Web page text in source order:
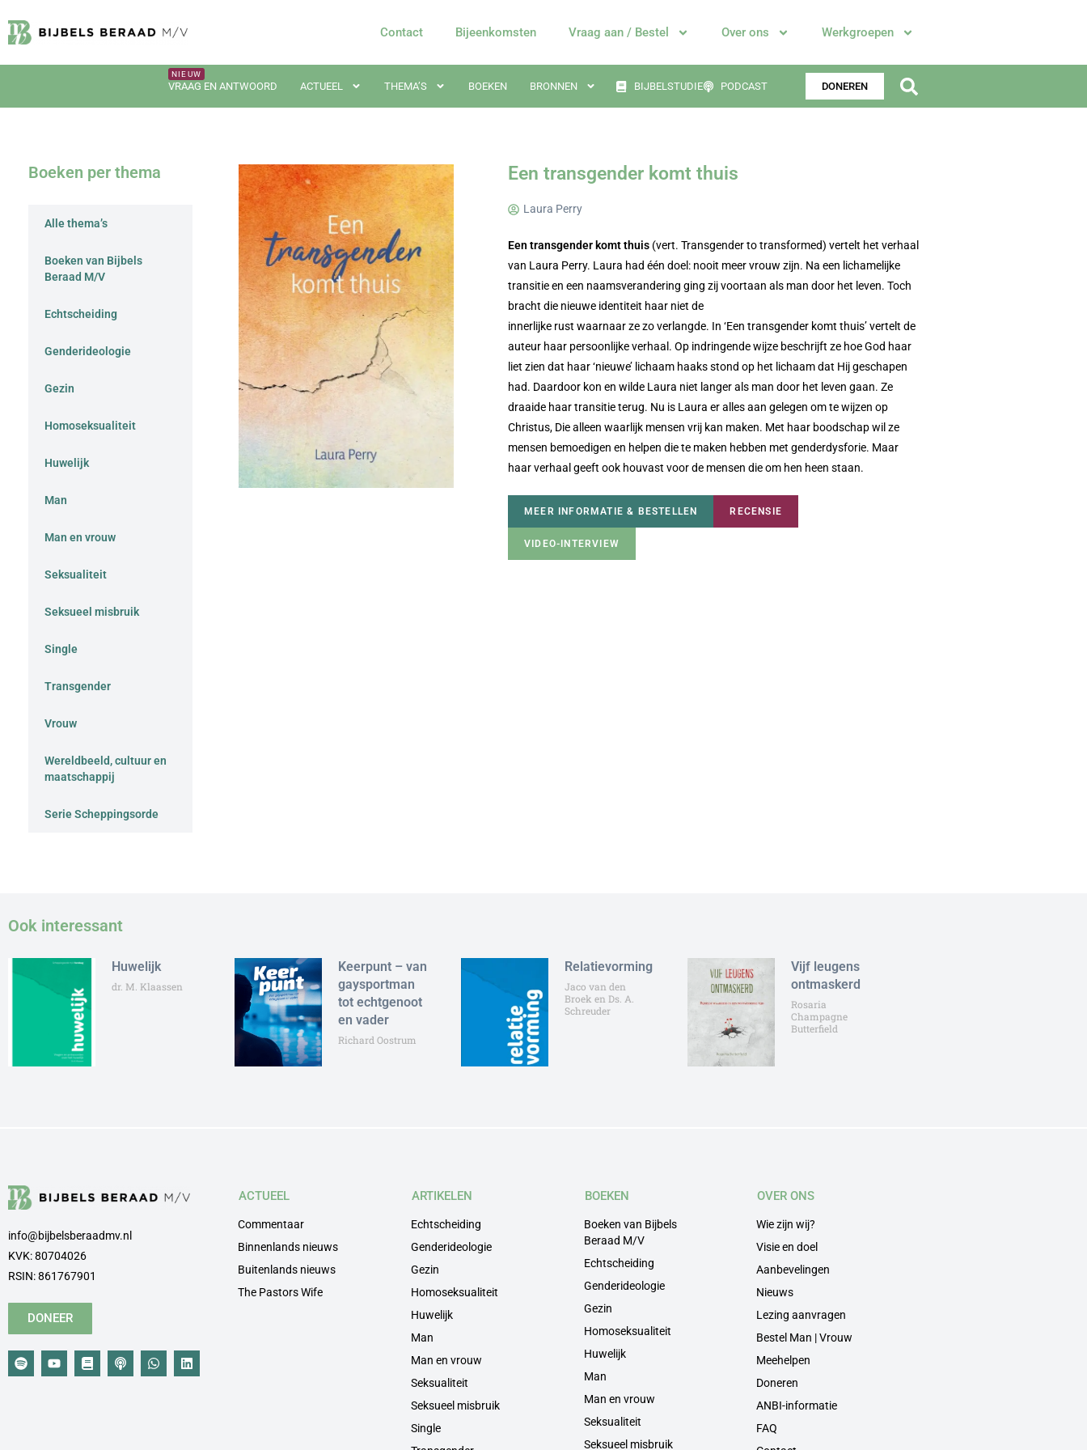
Contact Bijeenkomsten Vraag aan / Bestel Over ons Werkgroepen
VRAAG EN ANTWOORD ACTUEEL THEMA’S BOEKEN BRONNEN BIJBELSTUDIE PODCAST DONEREN
Boeken per thema
Alle thema’s
Boeken van Bijbels
Beraad M/V
Echtscheiding
Genderideologie
Gezin
Homoseksualiteit
Huwelijk
Man
Man en vrouw
Seksualiteit
Seksueel misbruik
Single
Transgender
Vrouw
Wereldbeeld, cultuur en
maatschappij
Serie Scheppingsorde
Een transgender komt thuis
Laura Perry
Een transgender komt thuis(vert. Transgender to transformed) vertelt het verhaal
van Laura Perry. Laura had één doel: nooit meer vrouw zijn. Na een lichamelijke
transitie en een naamsverandering ging zij voortaan als man door het leven. Toch
bracht die nieuwe identiteit haar niet de
innerlijke rust waarnaar ze zo verlangde. In ‘Een transgender komt thuis’ vertelt de
auteur haar persoonlijke verhaal. Op indringende wijze beschrijft ze hoe God haar
liet zien dat haar ‘nieuwe’ lichaam haaks stond op het lichaam dat Hij geschapen
had. Daardoor kon en wilde Laura niet langer als man door het leven gaan. Ze
draaide haar transitie terug. Nu is Laura er alles aan gelegen om te wijzen op
Christus, Die alleen waarlijk mensen vrij kan maken. Met haar boodschap wil ze
mensen bemoedigen en helpen die te maken hebben met genderdysforie. Maar
haar verhaal geeft ook houvast voor de mensen die om hen heen staan.
MEER INFORMATIE & BESTELLEN RECENSIE
VIDEO-INTERVIEW
Ook interessant
Huwelijk
dr. M. Klaassen
Keerpunt – van
gaysportman
tot echtgenoot
en vader
Richard Oostrum
Relatievorming
Jaco van den
Broek en Ds. A.
Schreuder
Vijf leugens
ontmaskerd
Rosaria
Champagne
Butterfield
info@bijbelsberaadmv.nl
KVK: 80704026
RSIN: 861767901
DONEER
ACTUEEL
Commentaar
Binnenlands nieuws
Buitenlands nieuws
The Pastors Wife
ARTIKELEN
Echtscheiding
Genderideologie
Gezin
Homoseksualiteit
Huwelijk
Man
Man en vrouw
Seksualiteit
Seksueel misbruik
Single
BOEKEN
Boeken van Bijbels
Beraad M/V
Echtscheiding
Genderideologie
Gezin
Homoseksualiteit
Huwelijk
Man
Man en vrouw
Seksualiteit
Seksueel misbruik
OVER ONS
Wie zijn wij?
Visie en doel
Aanbevelingen
Nieuws
Lezing aanvragen
Bestel Man | Vrouw
Meehelpen
Doneren
ANBI-informatie
FAQ